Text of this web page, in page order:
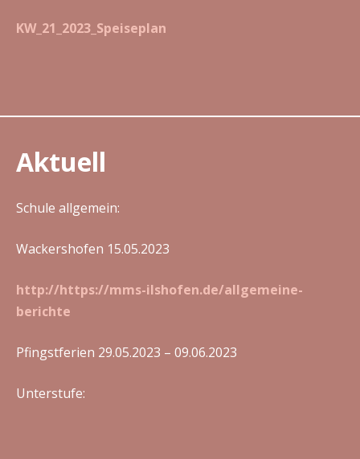
KW_21_2023_Speiseplan
Aktuell
Schule allgemein:
Wackershofen 15.05.2023
http://https://mms-ilshofen.de/allgemeine-
berichte
Pfingstferien 29.05.2023 – 09.06.2023
Unterstufe: